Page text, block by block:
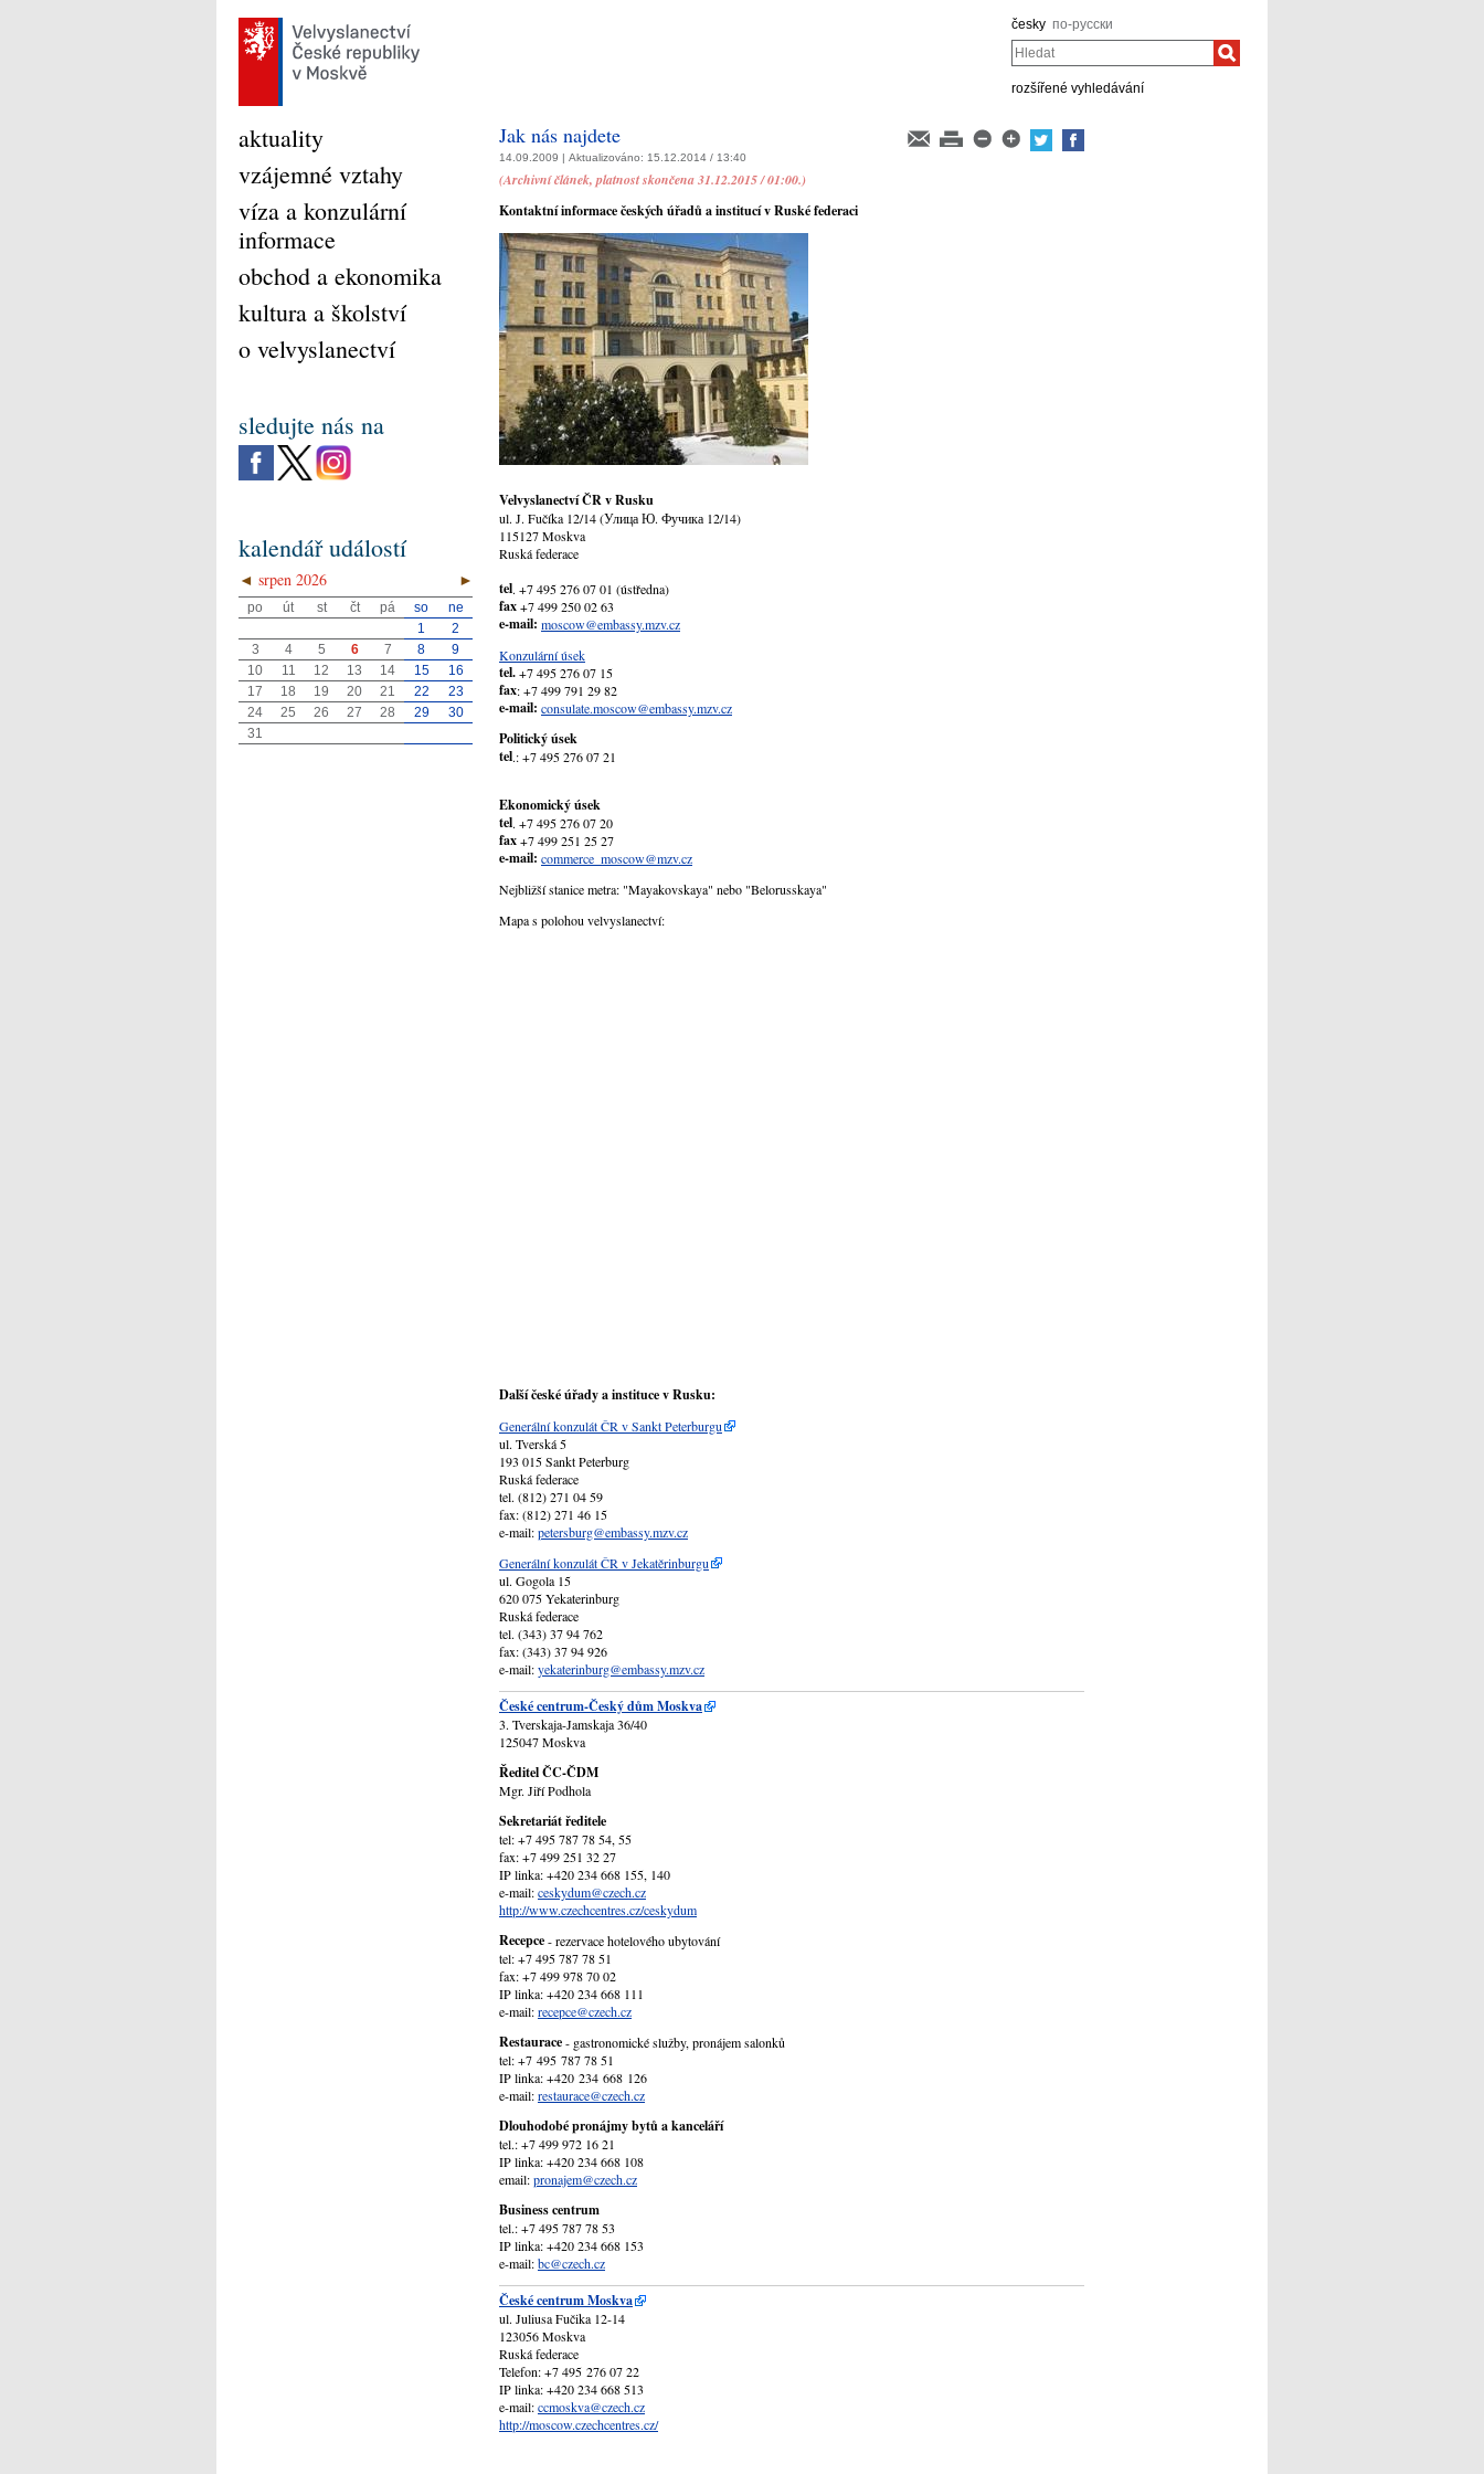
česky по-русски
Hledat
rozšířené vyhledávání
Jak nás najdete
14.09.2009 | Aktualizováno: 15.12.2014 / 13:40
(Archivní článek, platnost skončena 31.12.2015 / 01:00.)
Kontaktní informace českých úřadů a institucí v Ruské federaci
Velvyslanectví ČR v Rusku
ul. J. Fučíka 12/14 (Улица Ю. Фучика 12/14)
115127 Moskva
Ruská federace
tel. +7 495 276 07 01 (ústředna)
fax+7 499 250 02 63
e-mail: moscow@embassy.mzv.cz
Konzulární úsek
tel.+7 495 276 07 15
fax: +7 499 791 29 82
e-mail: consulate.moscow@embassy.mzv.cz
Politický úsek
tel.: +7 495 276 07 21
Ekonomický úsek
tel. +7 495 276 07 20
fax+7 499 251 25 27
e-mail: commerce_moscow@mzv.cz
Nejbližší stanice metra: "Mayakovskaya" nebo "Belorusskaya"
Mapa s polohou velvyslanectví:
Další české úřady a instituce v Rusku:
Generální konzulát ČR v Sankt Peterburgu
ul. Tverská 5
193 015 Sankt Peterburg
Ruská federace
tel. (812) 271 04 59
fax: (812) 271 46 15
e-mail:petersburg@embassy.mzv.cz
Generální konzulát ČR v Jekatěrinburgu
ul. Gogola 15
620 075 Yekaterinburg
Ruská federace
tel. (343) 37 94 762
fax: (343) 37 94 926
e-mail:yekaterinburg@embassy.mzv.cz
České centrum-Český dům Moskva
3. Tverskaja-Jamskaja 36/40
125047 Moskva
Ředitel ČC-ČDM
Mgr. Jiří Podhola
Sekretariát ředitele
tel: +7 495 787 78 54, 55
fax: +7 499 251 32 27
IP linka: +420 234 668 155, 140
e-mail:ceskydum@czech.cz
http://www.czechcentres.cz/ceskydum
Recepce- rezervace hotelového ubytování
tel: +7 495 787 78 51
fax: +7 499 978 70 02
IP linka: +420 234 668 111
e-mail:recepce@czech.cz
Restaurace- gastronomické služby, pronájem salonků
tel: +7 495 787 78 51
IP linka: +420 234 668 126
e-mail:restaurace@czech.cz
Dlouhodobé pronájmy bytů a kanceláří
tel.: +7 499 972 16 21
IP linka: +420 234 668 108
email:pronajem@czech.cz
Business centrum
tel.: +7 495 787 78 53
IP linka: +420 234 668 153
e-mail:bc@czech.cz
České centrum Moskva
ul. Juliusa Fučika 12-14
123056 Moskva
Ruská federace
Telefon: +7 495 276 07 22
IP linka: +420 234 668 513
e-mail:ccmoskva@czech.cz
http://moscow.czechcentres.cz/
aktuality
vzájemné vztahy
víza a konzulární
informace
obchod a ekonomika
kultura a školství
o velvyslanectví
sledujte nás na
kalendář událostí
◄ ►
srpen 2026
po út st čt pá so
ne
1
2
3
4 5 6 7 8
9
10
11 12 13 14 15
16
17
18 19 20 21 22
23
24
25 26 27 28 29
30
31